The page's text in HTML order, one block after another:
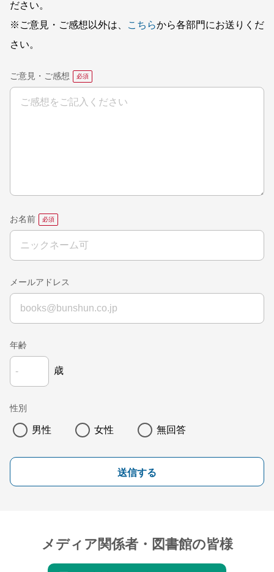
ださい。
※ご意見・ご感想以外は、
こちらから各部門にお送りくだ
さい。
ご意見・ご感想
お名前
メールアドレス
年齢
歳
性別
男性 女性 無回答
送信する
メディア関係者・図書館の皆様